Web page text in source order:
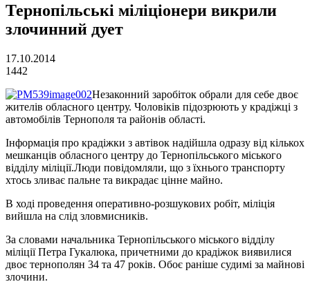
Тернопільські міліціонери викрили
злочинний дует
17.10.2014
1442
Незаконний заробіток обрали для себе двоє
жителів обласного центру. Чоловіків підозрюють у крадіжці з
автомобілів Тернополя та районів області.
Інформація про крадіжки з автівок надійшла одразу від кількох
мешканців обласного центру до Тернопільського міського
відділу міліції.Люди повідомляли, що з їхнього транспорту
хтось зливає пальне та викрадає цінне майно.
В ході проведення оперативно-розшукових робіт, міліція
вийшла на слід зловмисників.
За словами начальника Тернопільського міського відділу
міліції Петра Гукалюка, причетними до крадіжок виявилися
двоє тернополян 34 та 47 років. Обоє раніше судимі за майнові
злочини.